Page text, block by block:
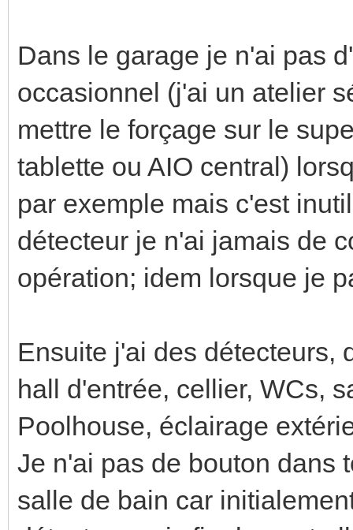
Dans le garage je n'ai pas
occasionnel (j'ai un atelier
mettre le forçage sur le
tablette ou AIO central)
par exemple mais c'est
détecteur je n'ai jamais de
opération; idem lorsque je
Ensuite j'ai des détecteurs,
hall d'entrée, cellier, WCs,
Poolhouse, éclairage
Je n'ai pas de bouton dans
salle de bain car